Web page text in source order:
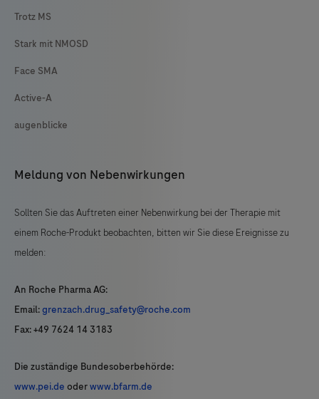
Trotz MS
Stark mit NMOSD
Face SMA
Active-A
augenblicke
Meldung von Nebenwirkungen
Sollten Sie das Auftreten einer Nebenwirkung bei der Therapie mit
einem Roche-Produkt beobachten, bitten wir Sie diese Ereignisse zu
melden:
An Roche Pharma AG:
Email:grenzach.drug_safety@roche.com
Fax: +49 7624 14 3183
Die zuständige Bundesoberbehörde:
www.pei.de oderwww.bfarm.de